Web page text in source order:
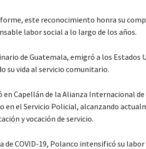
este reconocimiento honra su
labor social a lo largo de los años.
de Guatemala, emigró a los Estados
su vida al servicio comunitario.
en Capellán de la Alianza Internacional
en el Servicio Policial, alcanzando
y vocación de servicio.
de COVID-19, Polanco intensificó su